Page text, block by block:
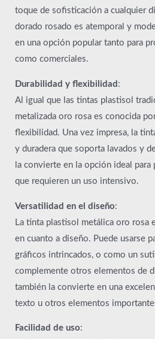
toque de sofisticación a cualquier
dorado rosado es atemporal y
en una opción popular tanto para
como comerciales.
Durabilidad y flexibilidad :
Al igual que las tintas plastisol
metalizada oro rosa es conocida
flexibilidad. Una vez impresa, la
y duradera que soporta lavados y
la convierte en la opción ideal
que requieren un uso intensivo.
Versatilidad en el diseño:
La tinta plastisol metálica oro rosa
en cuanto a diseño. Puede usarse
gráficos intrincados, o como un
complemente otros elementos de
también la convierte en una
texto u otros elementos
Facilidad de uso: